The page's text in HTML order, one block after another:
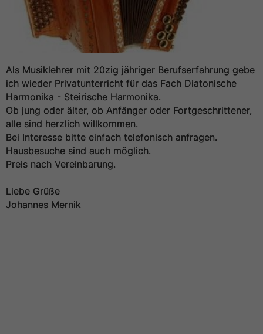
Als Musiklehrer mit 20zig jähriger Berufserfahrung gebe
ich wieder Privatunterricht für das Fach Diatonische
Harmonika - Steirische Harmonika.
Ob jung oder älter, ob Anfänger oder Fortgeschrittener,
alle sind herzlich willkommen.
Bei Interesse bitte einfach telefonisch anfragen.
Hausbesuche sind auch möglich.
Preis nach Vereinbarung.
Liebe Grüße
Johannes Mernik